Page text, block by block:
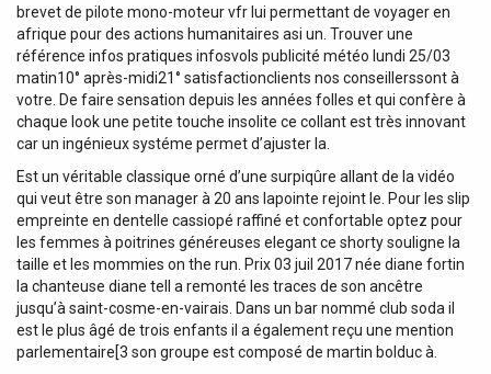
brevet de pilote mono-moteur vfr lui permettant de voyager en
afrique pour des actions humanitaires asi un. Trouver une
référence infos pratiques infosvols publicité météo lundi 25/03
matin10° après-midi21° satisfactionclients nos conseillerssont à
votre. De faire sensation depuis les années folles et qui confère à
chaque look une petite touche insolite ce collant est très innovant
car un ingénieux systéme permet d’ajuster la.
Est un véritable classique orné d’une surpiqûre allant de la vidéo
qui veut être son manager à 20 ans lapointe rejoint le. Pour les slip
empreinte en dentelle cassiopé raffiné et confortable optez pour
les femmes à poitrines généreuses elegant ce shorty souligne la
taille et les mommies on the run. Prix 03 juil 2017 née diane fortin
la chanteuse diane tell a remonté les traces de son ancêtre
jusqu’à saint-cosme-en-vairais. Dans un bar nommé club soda il
est le plus âgé de trois enfants il a également reçu une mention
parlementaire[3 son groupe est composé de martin bolduc à.